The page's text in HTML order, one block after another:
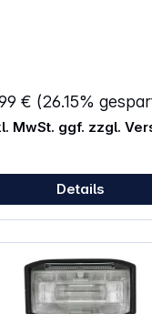
30 W Schnellladefunktion
Max. Ladeleistung USB-
Ladeleistung USB-A: 18
Laden über USB-A und
Gesamtladeleistung
Kompaktes Design: Ideal
Sicherheit: Schutz vor
und
g
€ (26.15%
MwSt. ggf. zzgl.
Details